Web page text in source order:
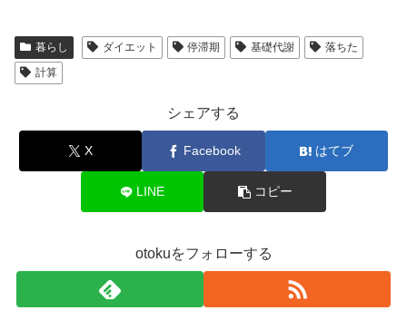
暮らし ダイエット 停滞期 基礎代謝
落ちた
計算
シェアする
X Facebook はてブ
LINE コピー
otokuをフォローする